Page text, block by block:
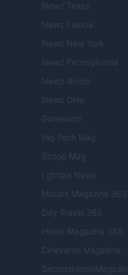
Newz Texas
Newz Florida
Newz New York
Newz Pennsylvania
Newz Illinois
Newz Ohio
Gameland
Hig Tech Mag
Scoop Mag
Lgbtqia News
Motors Magazine 365
Day Travel 365
Home Magazine 365
Cineverse Magazine
SecondHomeMagazine